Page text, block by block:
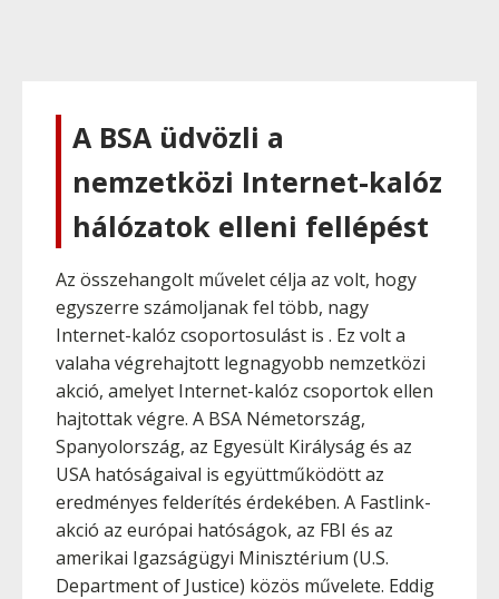
A BSA üdvözli a
nemzetközi Internet-kalóz
hálózatok elleni fellépést
Az összehangolt művelet célja az volt, hogy
egyszerre számoljanak fel több, nagy
Internet-kalóz csoportosulást is . Ez volt a
valaha végrehajtott legnagyobb nemzetközi
akció, amelyet Internet-kalóz csoportok ellen
hajtottak végre. A BSA Németország,
Spanyolország, az Egyesült Királyság és az
USA hatóságaival is együttműködött az
eredményes felderítés érdekében. A Fastlink-
akció az európai hatóságok, az FBI és az
amerikai Igazságügyi Minisztérium (U.S.
Department of Justice) közös művelete. Eddig